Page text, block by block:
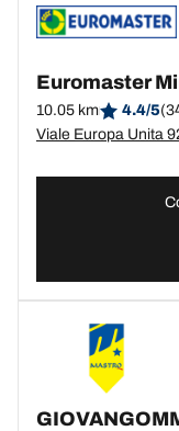
Euromaster
10.05 km 4.4/5
Viale Europa Unita